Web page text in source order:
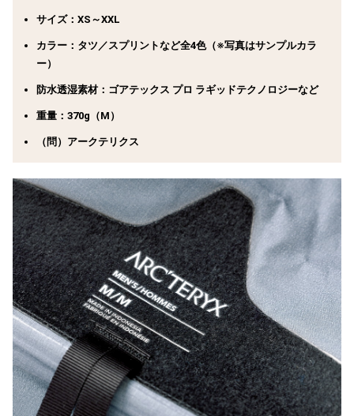
サイズ：XS～XXL
カラー：タツ／スプリントなど全4色（※写真はサンプルカラ
ー）
防水透湿素材：ゴアテックス プロ ラギッドテクノロジーなど
重量：370g（M）
（問）アークテリクス